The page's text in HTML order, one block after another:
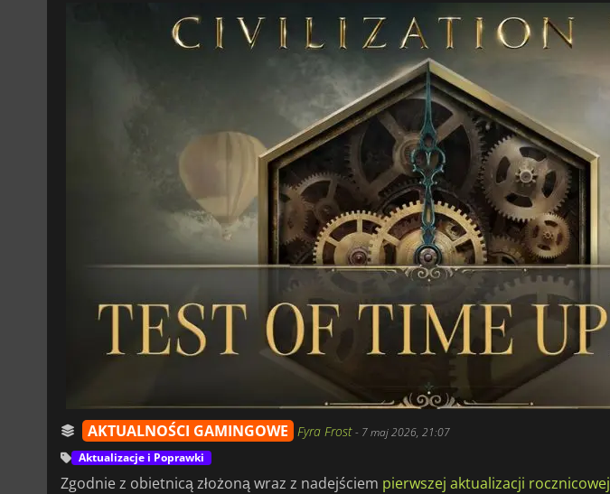
AKTUALNOŚCI GAMINGOWE Fyra Frost- 7 maj 2026, 21:07
Aktualizacje i Poprawki
Zgodnie z obietnicą złożoną wraz z nadejściem pierwszej aktualizacji rocznicowej